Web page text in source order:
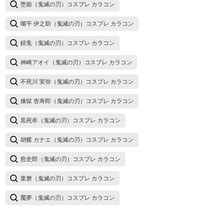
堕姫（鬼滅の刃）コスプレ カラコン
嘴平 伊之助（鬼滅の刃）コスプレ カラコン
錆兎（鬼滅の刃）コスプレ カラコン
神崎アオイ（鬼滅の刃）コスプレ カラコン
不死川 実弥（鬼滅の刃）コスプレ カラコン
煉獄 杏寿郎（鬼滅の刃）コスプレ カラコン
黒死牟（鬼滅の刃）コスプレ カラコン
胡蝶 カナエ（鬼滅の刃）コスプレ カラコン
愈史郎（鬼滅の刃）コスプレ カラコン
童磨（鬼滅の刃）コスプレ カラコン
魘夢（鬼滅の刃）コスプレ カラコン